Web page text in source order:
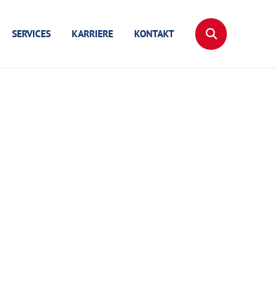
SERVICES KARRIERE KONTAKT